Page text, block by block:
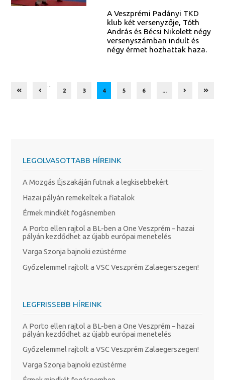
A Veszprémi Padányi TKD
klub két versenyzője, Tóth
András és Bécsi Nikolett négy
versenyszámban indult és
négy érmet hozhattak haza.
2
3 4 5 6 ...
LEGOLVASOTTABB HÍREINK
A Mozgás Éjszakáján futnak a legkisebbekért
Hazai pályán remekeltek a fiatalok
Érmek mindkét fogásnemben
A Porto ellen rajtol a BL-ben a One Veszprém – hazai
pályán kezdődhet az újabb európai menetelés
Varga Szonja bajnoki ezüstérme
Győzelemmel rajtolt a VSC Veszprém Zalaegerszegen!
LEGFRISSEBB HÍREINK
A Porto ellen rajtol a BL-ben a One Veszprém – hazai
pályán kezdődhet az újabb európai menetelés
Győzelemmel rajtolt a VSC Veszprém Zalaegerszegen!
Varga Szonja bajnoki ezüstérme